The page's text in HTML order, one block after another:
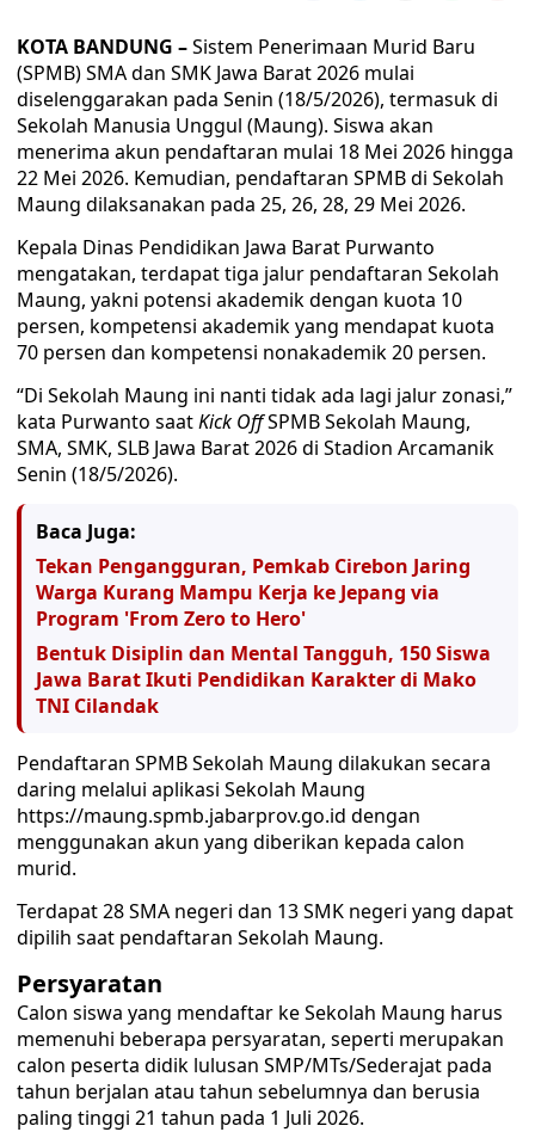
KOTA BANDUNG –Sistem Penerimaan Murid Baru
(SPMB) SMA dan SMK Jawa Barat 2026 mulai
diselenggarakan pada Senin (18/5/2026), termasuk di
Sekolah Manusia Unggul (Maung). Siswa akan
menerima akun pendaftaran mulai 18 Mei 2026 hingga
22 Mei 2026. Kemudian, pendaftaran SPMB di Sekolah
Maung dilaksanakan pada 25, 26, 28, 29 Mei 2026.
Kepala Dinas Pendidikan Jawa Barat Purwanto
mengatakan, terdapat tiga jalur pendaftaran Sekolah
Maung, yakni potensi akademik dengan kuota 10
persen, kompetensi akademik yang mendapat kuota
70 persen dan kompetensi nonakademik 20 persen.
“Di Sekolah Maung ini nanti tidak ada lagi jalur zonasi,”
kata Purwanto saatKick OffSPMB Sekolah Maung,
SMA, SMK, SLB Jawa Barat 2026 di Stadion Arcamanik
Senin (18/5/2026).
Baca Juga:
Tekan Pengangguran, Pemkab Cirebon Jaring
Warga Kurang Mampu Kerja ke Jepang via
Program 'From Zero to Hero'
Bentuk Disiplin dan Mental Tangguh, 150 Siswa
Jawa Barat Ikuti Pendidikan Karakter di Mako
TNI Cilandak
Pendaftaran SPMB Sekolah Maung dilakukan secara
daring melalui aplikasi Sekolah Maung
https://maung.spmb.jabarprov.go.id dengan
menggunakan akun yang diberikan kepada calon
murid.
Terdapat 28 SMA negeri dan 13 SMK negeri yang dapat
dipilih saat pendaftaran Sekolah Maung.
Persyaratan
Calon siswa yang mendaftar ke Sekolah Maung harus
memenuhi beberapa persyaratan, seperti merupakan
calon peserta didik lulusan SMP/MTs/Sederajat pada
tahun berjalan atau tahun sebelumnya dan berusia
paling tinggi 21 tahun pada 1 Juli 2026.